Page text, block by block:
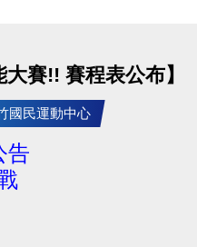
賽!! 賽程表公布】
國民運動中心
告